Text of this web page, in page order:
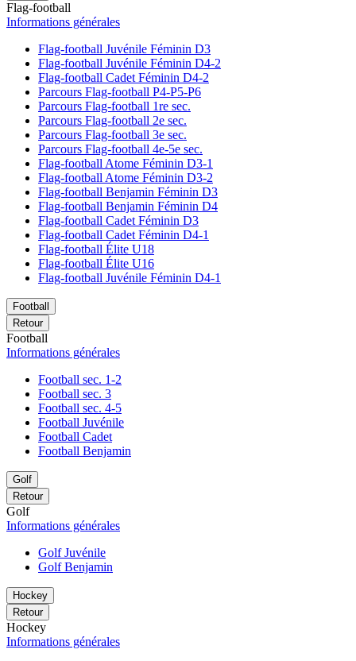
Flag-football
Informations générales
Flag-football Juvénile Féminin D3
Flag-football Juvénile Féminin D4-2
Flag-football Cadet Féminin D4-2
Parcours Flag-football P4-P5-P6
Parcours Flag-football 1re sec.
Parcours Flag-football 2e sec.
Parcours Flag-football 3e sec.
Parcours Flag-football 4e-5e sec.
Flag-football Atome Féminin D3-1
Flag-football Atome Féminin D3-2
Flag-football Benjamin Féminin D3
Flag-football Benjamin Féminin D4
Flag-football Cadet Féminin D3
Flag-football Cadet Féminin D4-1
Flag-football Élite U18
Flag-football Élite U16
Flag-football Juvénile Féminin D4-1
Football
Retour
Football
Informations générales
Football sec. 1-2
Football sec. 3
Football sec. 4-5
Football Juvénile
Football Cadet
Football Benjamin
Golf
Retour
Golf
Informations générales
Golf Juvénile
Golf Benjamin
Hockey
Retour
Hockey
Informations générales